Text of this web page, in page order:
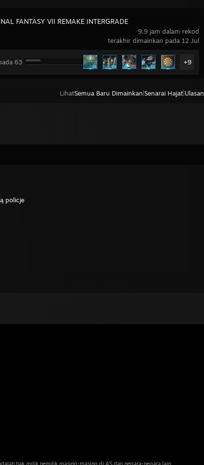
9.9 jam dalam rekod
terakhir dimainkan pada 12 Jul
FANTASY VII REMAKE INTERGRADE
63 +9
LihatSemua Baru Dimainkan Senarai Hajat Ulasan
policje
hak milik pemilik masing-masing di AS dan negara-negara lain.